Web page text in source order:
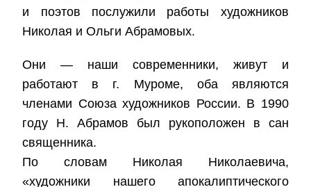
и поэтов послужили работы художников
Николая и Ольги Абрамовых.
Они — наши современники, живут и
работают в г. Муроме, оба являются
членами Союза художников России. В 1990
году Н. Абрамов был рукоположен в сан
священника.
По словам Николая Николаевича,
«художники нашего апокалиптического